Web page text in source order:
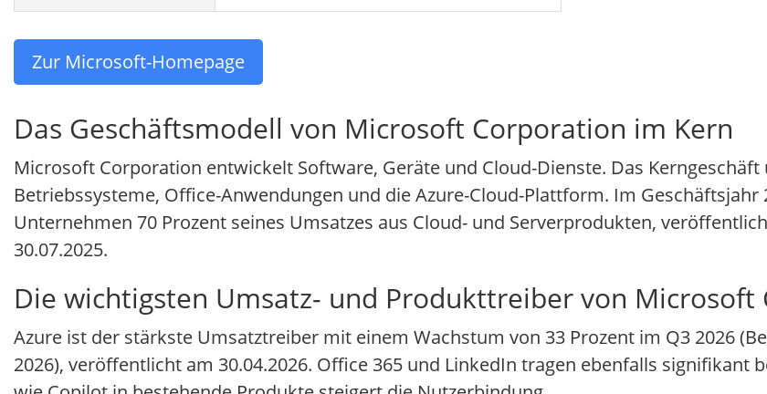
Zur Microsoft-Homepage
Das Geschäftsmodell von Microsoft Corporation im Kern
Microsoft Corporation entwickelt Software, Geräte und Cloud-Dienste. Das
Betriebssysteme, Office-Anwendungen und die Azure-Cloud-Plattform. Im Geschäftsjahr
Unternehmen 70 Prozent seines Umsatzes aus Cloud- und Serverprodukten,
30.07.2025.
Die wichtigsten Umsatz- und Produkttreiber von Microsoft
Azure ist der stärkste Umsatztreiber mit einem Wachstum von 33 Prozent im Q3 2026
2026), veröffentlicht am 30.04.2026. Office 365 und LinkedIn tragen ebenfalls signifikant